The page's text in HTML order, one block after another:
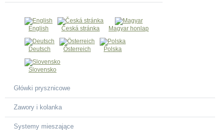
English Česká stránka Magyar honlap
Deutsch Österreich Polska
Slovensko
Główki prysznicowe
Zawory i kolanka
Systemy mieszające